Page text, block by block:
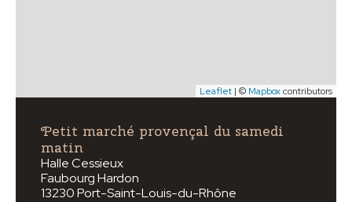
Leaflet | © Mapboxcontributors
Petit marché provençal du samedi
matin
Halle Cessieux
Faubourg Hardon
13230 Port-Saint-Louis-du-Rhône